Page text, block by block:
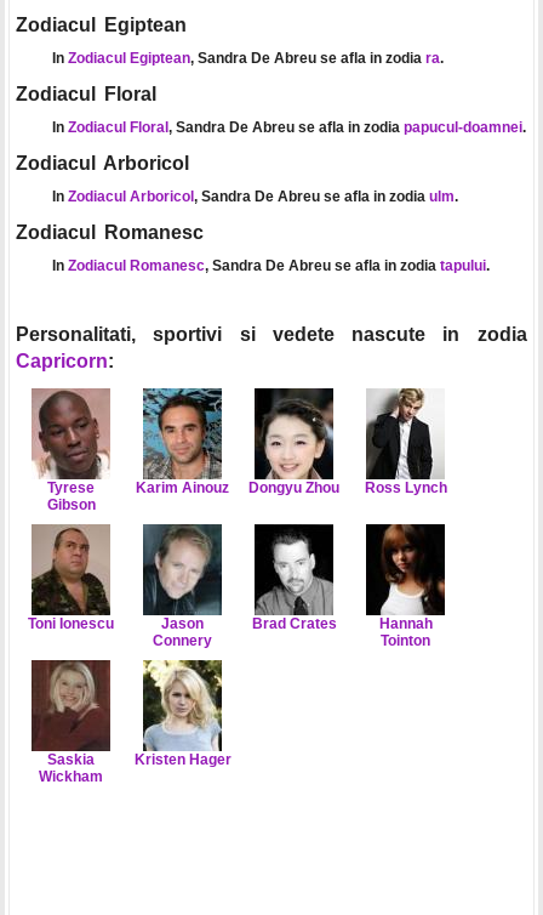
Zodiacul Egiptean
In Zodiacul Egiptean, Sandra De Abreu se afla in zodia ra.
Zodiacul Floral
In Zodiacul Floral , Sandra De Abreu se afla in zodia papucul-doamnei.
Zodiacul Arboricol
In Zodiacul Arboricol , Sandra De Abreu se afla in zodia ulm.
Zodiacul Romanesc
In Zodiacul Romanesc, Sandra De Abreu se afla in zodia tapului.
Personalitati, sportivi si vedete nascute in zodia
Capricorn:
Tyrese
Gibson
Karim Ainouz Dongyu Zhou Ross Lynch
Toni Ionescu
Jason
Connery
Brad Crates
Hannah
Tointon
Saskia
Wickham
Kristen Hager